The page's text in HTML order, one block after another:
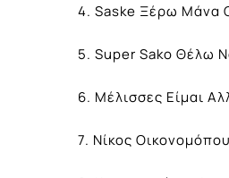
4. Saske Ξέρω Μάνα
5. Super Sako Θέλω
6. Μέλισσες Είμαι
7. Νίκος